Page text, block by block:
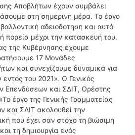
Αποβλήτων έχουν συμβάλει
στη σημερινή μέρα. Το έργο
αδειοδότηση και αυτό
πορεία μέχρι την κατασκευή του.
της Κυβέρνησης έχουμε
17 Μονάδες
και συνεχίζουμε δυναμικά για
του 2021». Ο Γενικός
Επενδύσεων και ΣΔΙΤ, Ορέστης
έργο της Γενικής Γραμματείας
και ΣΔΙΤ ακολουθεί την
που έχει σαν στόχο τη βιώσιμη
τη δημιουργία ενός